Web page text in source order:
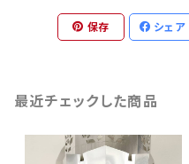
保存 シェア
最近チェックした商品